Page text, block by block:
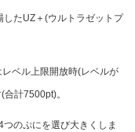
したUZ＋(ウルトラゼットプ
レベル上限開放時(レベルが
計7500pt)。
のぷにを選び大きくしま